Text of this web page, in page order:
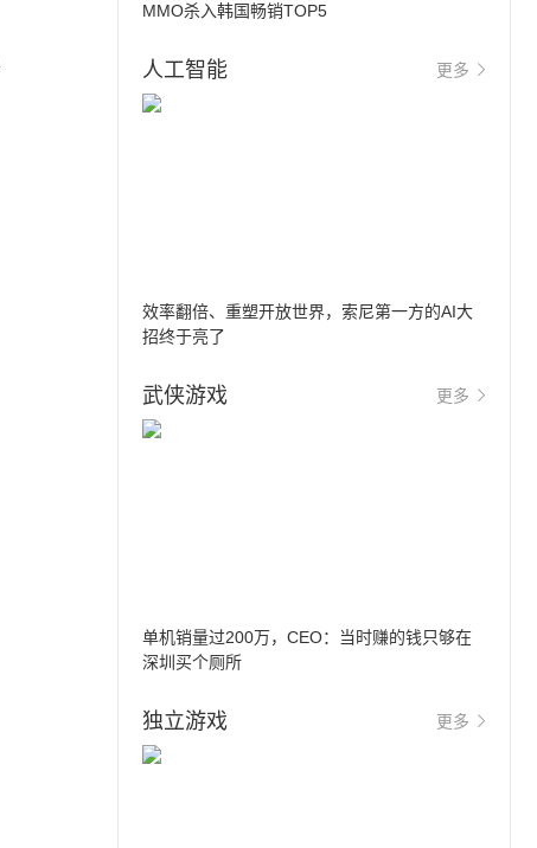
MMO杀入韩国畅销TOP5
人工智能 更多
效率翻倍、重塑开放世界，索尼第一方的AI大
招终于亮了
武侠游戏 更多
单机销量过200万，CEO：当时赚的钱只够在
深圳买个厕所
独立游戏 更多